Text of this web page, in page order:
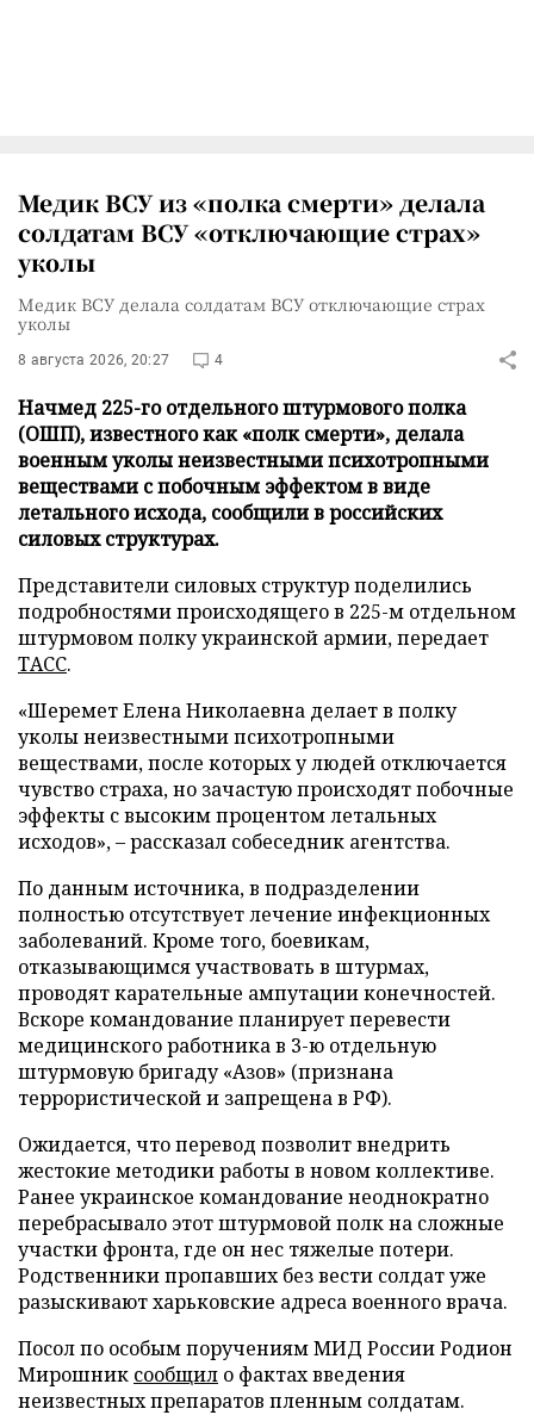
Медик ВСУ из «полка смерти» делала
солдатам ВСУ «отключающие страх»
уколы
Медик ВСУ делала солдатам ВСУ отключающие страх
уколы
8 августа 2026, 20:27 4
Начмед 225-го отдельного штурмового полка
(ОШП), известного как «полк смерти», делала
военным уколы неизвестными психотропными
веществами с побочным эффектом в виде
летального исхода, сообщили в российских
силовых структурах.
Представители силовых структур поделились
подробностями происходящего в 225-м отдельном
штурмовом полку украинской армии, передает
ТАСС.
«Шеремет Елена Николаевна делает в полку
уколы неизвестными психотропными
веществами, после которых у людей отключается
чувство страха, но зачастую происходят побочные
эффекты с высоким процентом летальных
исходов», – рассказал собеседник агентства.
По данным источника, в подразделении
полностью отсутствует лечение инфекционных
заболеваний. Кроме того, боевикам,
отказывающимся участвовать в штурмах,
проводят карательные ампутации конечностей.
Вскоре командование планирует перевести
медицинского работника в 3-ю отдельную
штурмовую бригаду «Азов» (признана
террористической и запрещена в РФ).
Ожидается, что перевод позволит внедрить
жестокие методики работы в новом коллективе.
Ранее украинское командование неоднократно
перебрасывало этот штурмовой полк на сложные
участки фронта, где он нес тяжелые потери.
Родственники пропавших без вести солдат уже
разыскивают харьковские адреса военного врача.
Посол по особым поручениям МИД России Родион
Мирошник сообщил о фактах введения
неизвестных препаратов пленным солдатам.